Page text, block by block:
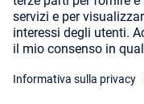
Shipping